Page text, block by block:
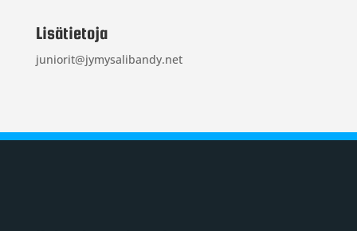
Lisätietoja
juniorit@jymysalibandy.net